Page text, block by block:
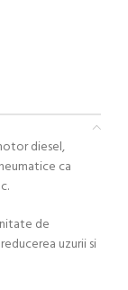
diesel,
ca
de
uzurii si